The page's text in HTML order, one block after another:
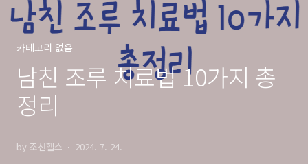
카테고리 없음
남친 조루 치료법 10가지 총
정리
by 조선헬스 2024. 7. 24.